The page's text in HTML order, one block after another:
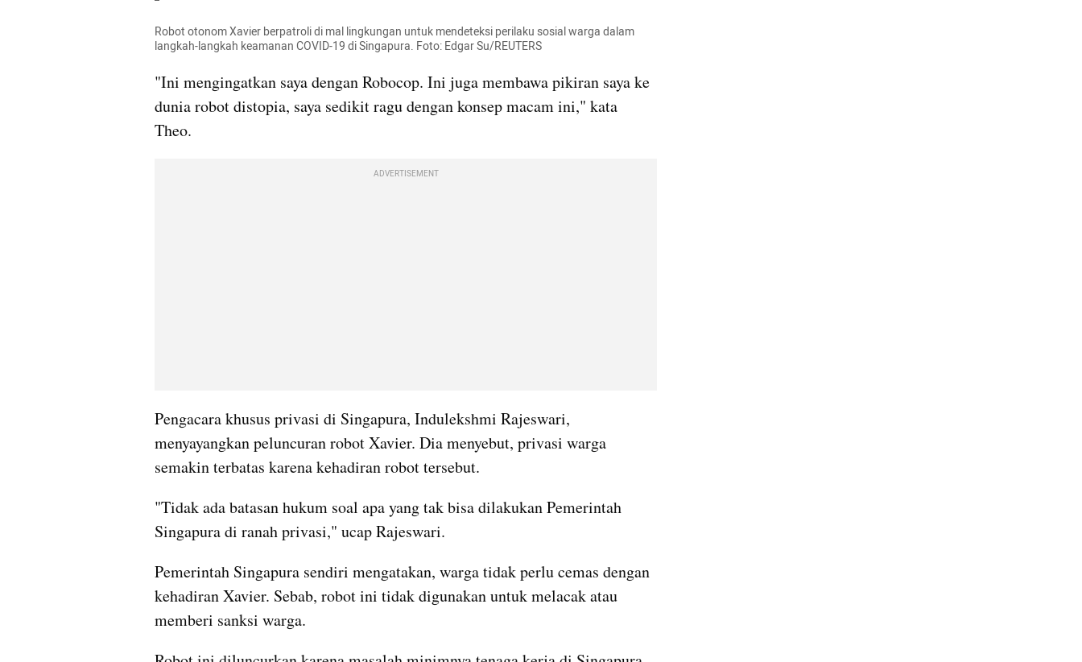
Robot otonom Xavier berpatroli di mal lingkungan untuk mendeteksi perilaku sosial warga dalam
langkah-langkah keamanan COVID-19 di Singapura. Foto: Edgar Su/REUTERS
"Ini mengingatkan saya dengan Robocop. Ini juga membawa pikiran saya ke
dunia robot distopia, saya sedikit ragu dengan konsep macam ini," kata
Theo.
ADVERTISEMENT
Pengacara khusus privasi di Singapura, Indulekshmi Rajeswari,
menyayangkan peluncuran robot Xavier. Dia menyebut, privasi warga
semakin terbatas karena kehadiran robot tersebut.
"Tidak ada batasan hukum soal apa yang tak bisa dilakukan Pemerintah
Singapura di ranah privasi," ucap Rajeswari.
Pemerintah Singapura sendiri mengatakan, warga tidak perlu cemas dengan
kehadiran Xavier. Sebab, robot ini tidak digunakan untuk melacak atau
memberi sanksi warga.